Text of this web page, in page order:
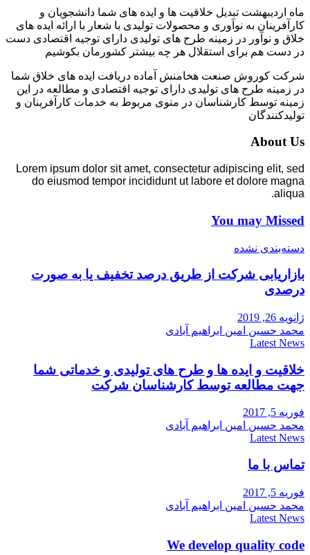
ماه اردیبهشت تبدیل خلاقیت ها و ایده های شما دانشجویان و
کارآفرینان به نوآوری و محصولات تولیدی با شعار با ارائه ایده های
خلاق و نوآور در زمینه طرح های تولیدی دارای توجیه اقتصادی دست
در دست هم برای استقلال هر چه بیشتر کشورمان بکوشیم
شرکت کوروش صنعت هخامنش آماده دریافت ایده های خلاق شما
در زمینه طرح های تولیدی دارای توجیه اقتصادی و مطالعه در این
زمینه توسط کارشناسان در منوی مربوط به خدمات کارآفرینان و
تولیدکنندگان
About Us
Lorem ipsum dolor sit amet, consectetur adipiscing elit, sed
do eiusmod tempor incididunt ut labore et dolore magna
aliqua.
You may Missed
دسته‌بندی نشده
بازاریابی شرکت از طریق درصد تخفیف یا به صورت
درصدی
ژانویه 26, 2019
محمد حسین امین ابراهیم آبادی
Latest News
خلاقیت و ایده ها و طرح های تولیدی و خدماتی شما
جهت مطالعه توسط کارشناسان شرکت
فوریه 5, 2017
محمد حسین امین ابراهیم آبادی
Latest News
تماس با ما
فوریه 5, 2017
محمد حسین امین ابراهیم آبادی
Latest News
We develop quality code